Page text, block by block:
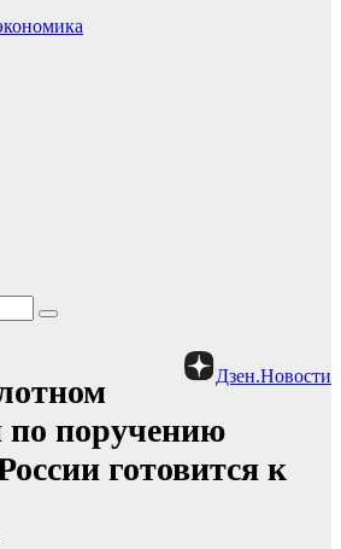
Дзен.Новости
по поручению
готовится к